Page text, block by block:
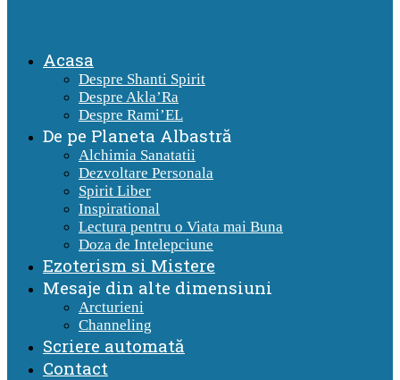
Acasa
Despre Shanti Spirit
Despre Akla’Ra
Despre Rami’EL
De pe Planeta Albastră
Alchimia Sanatatii
Dezvoltare Personala
Spirit Liber
Inspirational
Lectura pentru o Viata mai Buna
Doza de Intelepciune
Ezoterism si Mistere
Mesaje din alte dimensiuni
Arcturieni
Channeling
Scriere automată
Contact